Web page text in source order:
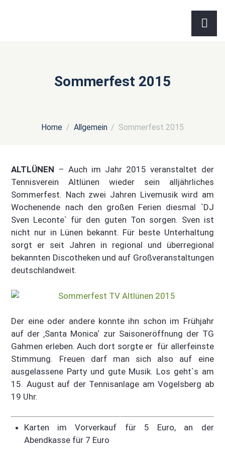
Sommerfest 2015
Home Allgemein Sommerfest 2015
ALTLÜNEN – Auch im Jahr 2015 veranstaltet der
Tennisverein Altlünen wieder sein alljährliches
Sommerfest. Nach zwei Jahren Livemusik wird am
Wochenende nach den großen Ferien diesmal `DJ
Sven Leconte` für den guten Ton sorgen. Sven ist
nicht nur in Lünen bekannt. Für beste Unterhaltung
sorgt er seit Jahren in regional und überregional
bekannten Discotheken und auf Großveranstaltungen
deutschlandweit.
Der eine oder andere konnte ihn schon im Frühjahr
auf der ‚Santa Monica‘ zur Saisoneröffnung der TG
Gahmen erleben. Auch dort sorgte er für allerfeinste
Stimmung. Freuen darf man sich also auf eine
ausgelassene Party und gute Musik. Los geht`s am
15. August auf der Tennisanlage am Vogelsberg ab
19 Uhr.
Karten im Vorverkauf für 5 Euro, an der
Abendkasse für 7 Euro